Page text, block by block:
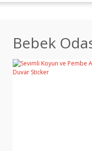
Bebek